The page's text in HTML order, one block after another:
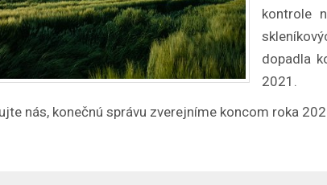
kontrole
dopadla
2021.
nás, konečnú správu zverejníme koncom roka